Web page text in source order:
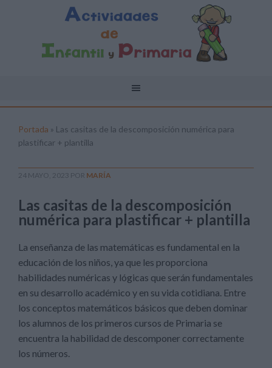
Portada » Las casitas de la descomposición numérica para
plastificar + plantilla
24 MAYO, 2023 POR MARÍA
Las casitas de la descomposición
numérica para plastificar + plantilla
La enseñanza de las matemáticas es fundamental en la
educación de los niños, ya que les proporciona
habilidades numéricas y lógicas que serán fundamentales
en su desarrollo académico y en su vida cotidiana. Entre
los conceptos matemáticos básicos que deben dominar
los alumnos de los primeros cursos de Primaria se
encuentra la habilidad de descomponer correctamente
los números.